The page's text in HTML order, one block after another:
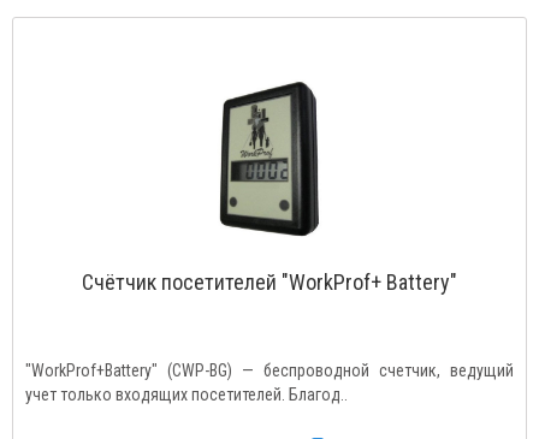
Счётчик посетителей "WorkProf+ Battery"
"WorkProf+Battery" (CWP-BG) — беспроводной счетчик, ведущий
учет только входящих посетителей. Благод..